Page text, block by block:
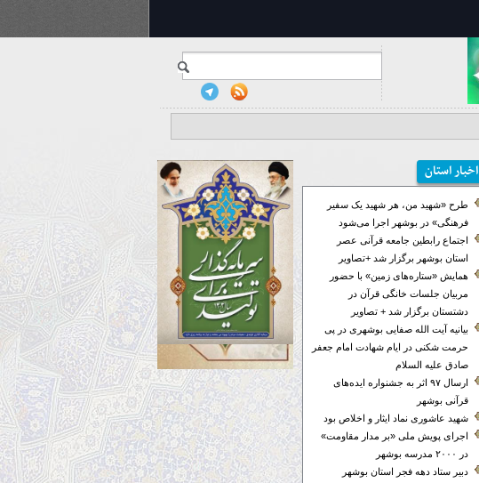
اخبار استان
طرح «شهید من، هر شهید یک سفیر
فرهنگی» در بوشهر اجرا می‌شود
اجتماع رابطین جامعه قرآنی عصر
استان بوشهر برگزار شد +تصاویر
همایش «ستاره‌های زمین» با حضور
مربیان جلسات خانگی قرآن در
دشتستان برگزار شد + تصاویر
بیانیه آیت الله صفایی بوشهری در پی
حرمت شکنی در ایام شهادت امام جعفر
صادق علیه السلام
ارسال ۹۷ اثر به جشنواره ایده‌های
قرآنی بوشهر
شهید عاشوری نماد ایثار و اخلاص بود
اجرای پویش ملی «بر مدار مقاومت»
در ۲۰۰۰ مدرسه بوشهر
دبیر ستاد دهه فجر استان بوشهر